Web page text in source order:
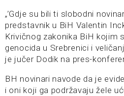
„’Gdje su bili ti slobodni
predstavnik u BiH Valentin
Krivičnog zakonika BiH kojim
genocida u Srebrenici i
je jučer Dodik na pres-
BH novinari navode da je
i oni koji ga podržavaju žele